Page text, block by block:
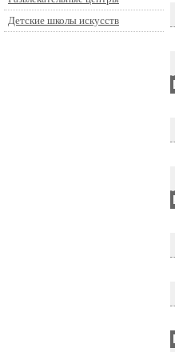
Детские школы искусств